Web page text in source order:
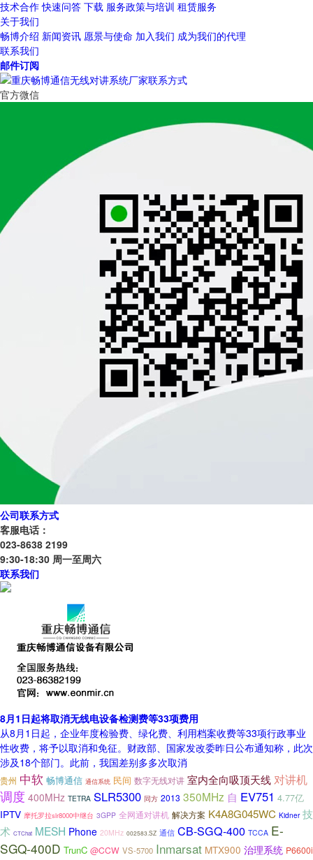
技术合作 快速问答 下载 服务政策与培训 租赁服务
关于我们
畅博介绍 新闻资讯 愿景与使命 加入我们 成为我们的代理
联系我们
邮件订阅
官方微信
公司联系方式
客服电话：
023-8638 2199
9:30-18:30 周一至周六
联系我们
8月1日起将取消无线电设备检测费等33项费用
从8月1日起，企业年度检验费、绿化费、利用档案收费等33项行政事业
性收费，将予以取消和免征。财政部、国家发改委昨日公布通知称，此次
涉及18个部门。此前，我国差别多多次取消
贵州 中软 畅博通信 通信系统 民间 数字无线对讲 室内全向吸顶天线 对讲机
调度 400MHz TETRA SLR5300 同方 2013 350MHz 自 EV751 4.77亿
IPTV 摩托罗拉slr8000中继台 3GPP 全网通对讲机 解决方案 K4A8G045WC Kidner 技
术 CTChat MESH Phone 20MHz 002583.SZ 通信 CB-SGQ-400 TCCA E-
SGQ-400D TrunC @CCW VS-5700 Inmarsat MTX900 治理系统 P6600i